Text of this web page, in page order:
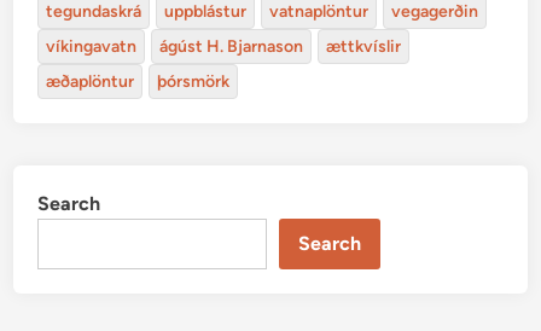
tegundaskrá
uppblástur vatnaplöntur
vegagerðin
víkingavatn
ágúst H. Bjarnason
ættkvíslir
æðaplöntur
þórsmörk
Search
Search